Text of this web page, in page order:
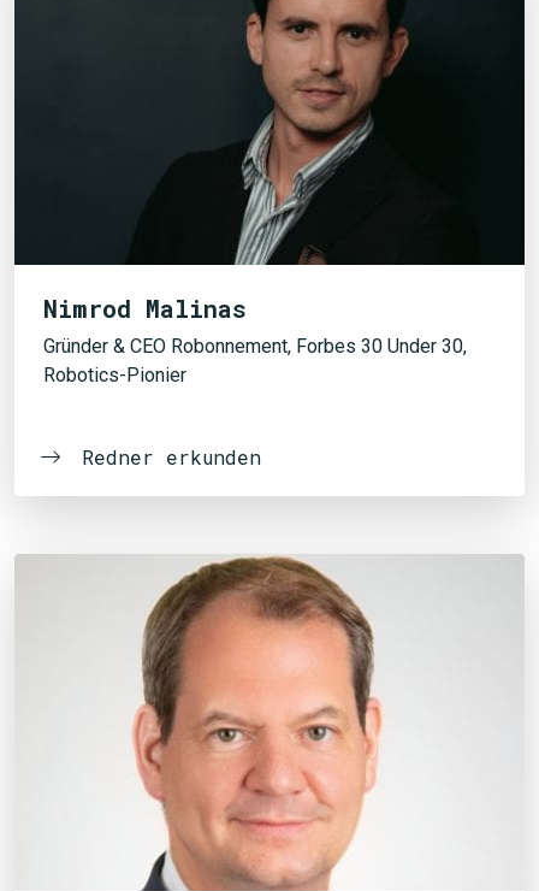
Nimrod Malinas
Gründer & CEO Robonnement, Forbes 30 Under 30,
Robotics-Pionier
Redner erkunden